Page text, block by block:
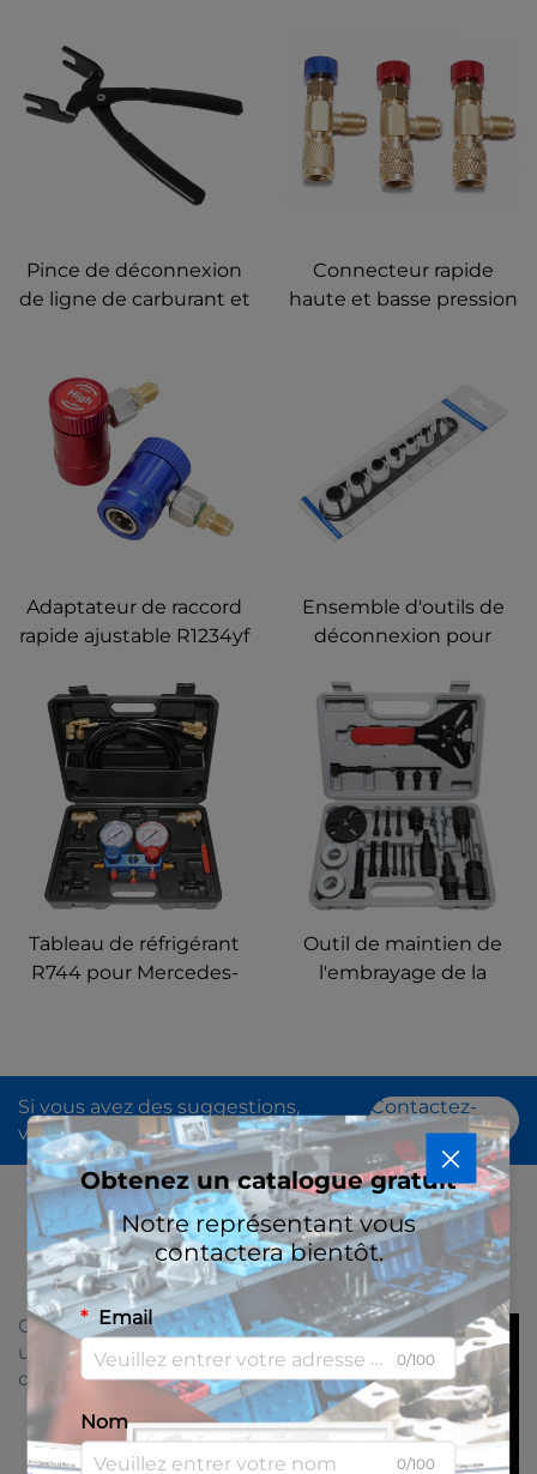
Pince de déconnexion
de ligne de carburant et
connecteur de ligne de
carburant pour
remplacer les filtres à
carburant Outil de
déconnexion rapide
Connecteur rapide
haute et basse pression
Adaptateur de raccord
rapide ajustable R1234yf
climatisation
automobile
Ensemble d'outils de
déconnexion pour
climatisation et de
carburant, outils de
maintenance
automobile
Tableau de réfrigérant
R744 pour Mercedes-
Outil de maintien de
l'embrayage de la
compresseur de
climatisation
Si vous avez des suggestions,
veuillez nous contacter
Contactez-
nous
Voir Tout
Obtenir
un
devis
Obtenez un catalogue gratuit
Notre représentant vous
contactera bientôt.
Email
0/100
Nom
0/100